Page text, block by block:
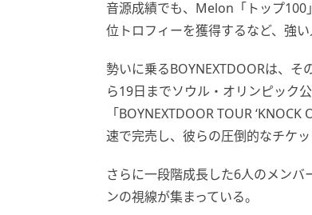
音源成績でも、Melon「トップ100
位トロフィーを獲得するなど、強い
勢いに乗るBOYNEXTDOORは、
ら19日までソウル・オリンピック
「BOYNEXTDOOR TOUR
速で完売し、彼らの圧倒的なチケッ
さらに一段階成長した6人のメン
ンの視線が集まっている。